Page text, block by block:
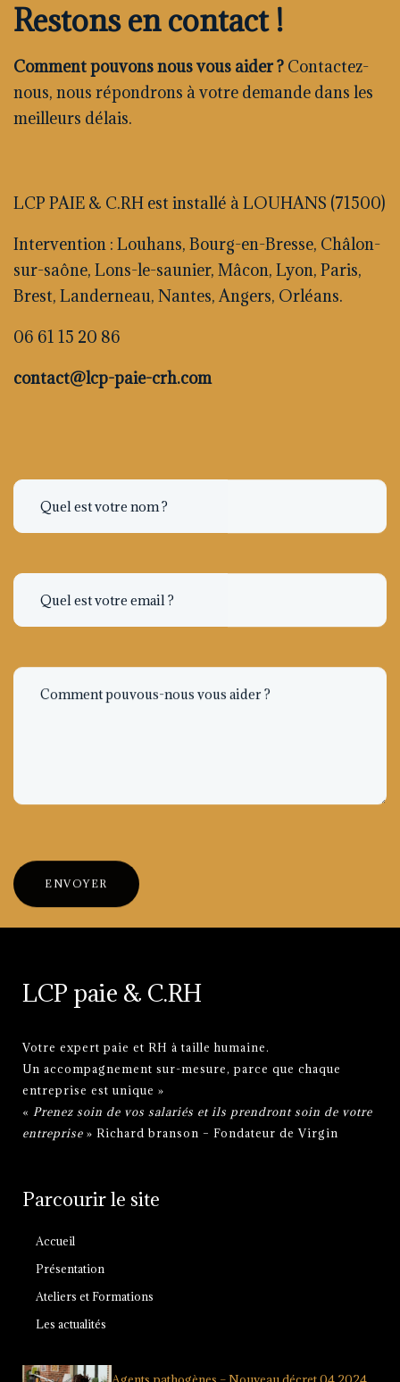
Restons en contact !
Comment pouvons nous vous aider ? Contactez-
nous, nous répondrons à votre demande dans les
meilleurs délais.
LCP PAIE & C.RH est installé à LOUHANS (71500)
Intervention : Louhans, Bourg-en-Bresse, Châlon-
sur-saône, Lons-le-saunier, Mâcon, Lyon, Paris,
Brest, Landerneau, Nantes, Angers, Orléans.
06 61 15 20 86
contact@lcp-paie-crh.com
LCP paie & C.RH
Votre expert paie et RH à taille humaine.
Un accompagnement sur-mesure, parce que chaque
entreprise est unique »
« Prenez soin de vos salariés et ils prendront soin de votre
entreprise » Richard branson – Fondateur de Virgin
Parcourir le site
Accueil
Présentation
Ateliers et Formations
Les actualités